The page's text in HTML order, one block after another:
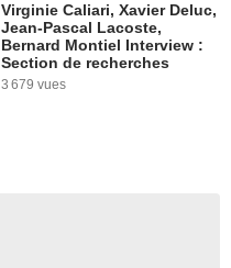
Virginie Caliari, Xavier Deluc,
Jean-Pascal Lacoste,
Bernard Montiel Interview :
Section de recherches
3 679 vues